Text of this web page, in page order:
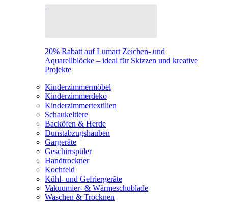
20% Rabatt auf Lumart Zeichen- und
Aquarellblöcke – ideal für Skizzen und kreative
Projekte
Kinderzimmermöbel
Kinderzimmerdeko
Kinderzimmertextilien
Schaukeltiere
Backöfen & Herde
Dunstabzugshauben
Gargeräte
Geschirrspüler
Handtrockner
Kochfeld
Kühl- und Gefriergeräte
Vakuumier- & Wärmeschublade
Waschen & Trocknen